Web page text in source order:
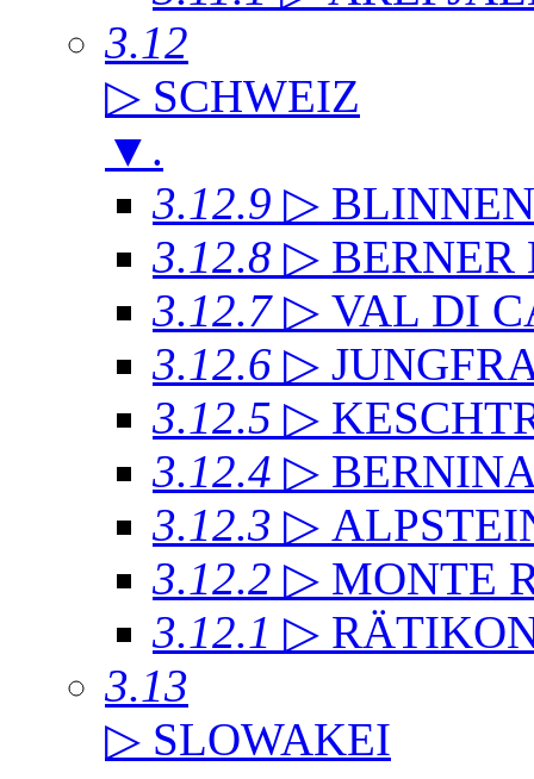
3.12
▷ SCHWEIZ
▼ .
3.12.9 ▷
3.12.8 ▷ BERNER
3.12.7 ▷ VAL DI
3.12.6 ▷
3.12.5 ▷
3.12.4 ▷
3.12.3 ▷
3.12.2 ▷ MONTE
3.12.1 ▷
3.13
▷ SLOWAKEI